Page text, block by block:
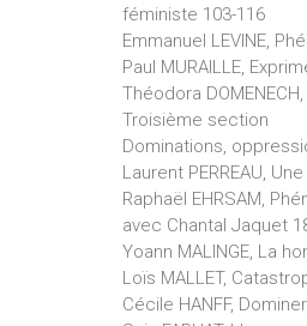
féministe 103-116
Emmanuel LEVINE,
Paul MURAILLE,
Théodora
Troisième section
Dominations,
Laurent PERREAU,
Raphaël EHRSAM,
avec Chantal Jaquet
Yoann MALINGE, La
Loïs MALLET,
Cécile HANFF,